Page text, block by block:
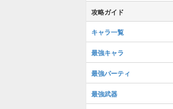
攻略ガイド
キャラ一覧
最強キャラ
最強パーティ
最強武器